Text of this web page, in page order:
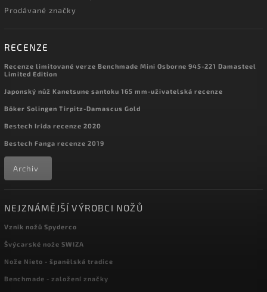
Prodávané značky
RECENZE
Recenze limitované verze Benchmade Mini Osborne 945-221 Damasteel
Limited Edition
Japonský nůž Kanetsune santoku 165 mm-uživatelská recenze
Böker Solingen Tirpitz-Damascus Gold
Bestech Irida recenze 2020
Bestech Fanga recenze 2019
Archiv
NEJZNÁMĚJŠÍ VÝROBCI NOŽŮ
Vznik nožů Spyderco
Švýcarské nože SWIZA
Nože Nieto - španělská tradice
Benchmade - založení značky